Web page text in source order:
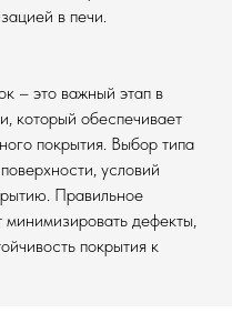
в печи.
– это важный этап в
который обеспечивает
покрытия. Выбор типа
условий
Правильное
минимизировать дефекты,
покрытия к